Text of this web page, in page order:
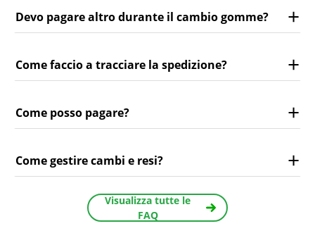
Devo pagare altro durante il cambio gomme?
Come faccio a tracciare la spedizione?
Come posso pagare?
Come gestire cambi e resi?
Visualizza tutte le
FAQ